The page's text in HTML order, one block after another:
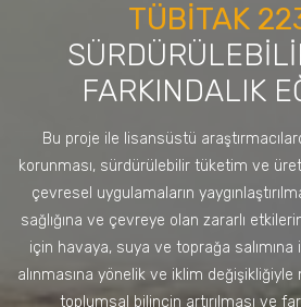
TÜBİTAK
FARKINDALIK
Bu proje ile lisansüstü
korunması, sürdürülebilir tüketim ve
çevresel uygulamaların
sağlığına ve çevreye olan zararlı
için havaya, suya ve toprağa
alınmasına yönelik ve iklim
toplumsal bilincin artırılması ve